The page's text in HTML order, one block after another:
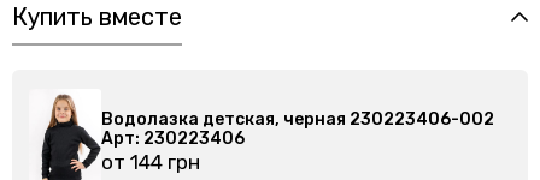
Купить вместе
230223406-002
Водолазка детская, черная